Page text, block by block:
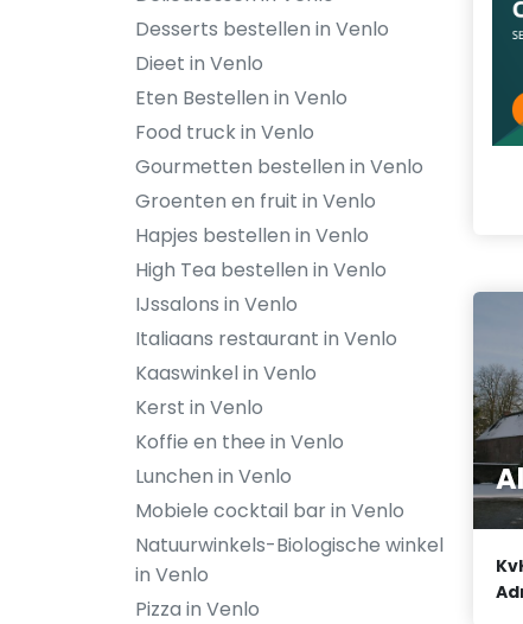
Desserts bestellen in Venlo
Dieet in Venlo
Eten Bestellen in Venlo
Food truck in Venlo
Gourmetten bestellen in Venlo
Groenten en fruit in Venlo
Hapjes bestellen in Venlo
High Tea bestellen in Venlo
IJssalons in Venlo
Italiaans restaurant in Venlo
Kaaswinkel in Venlo
Kerst in Venlo
Koffie en thee in Venlo
Lunchen in Venlo
Mobiele cocktail bar in Venlo
Natuurwinkels-Biologische winkel
in Venlo
Pizza in Venlo